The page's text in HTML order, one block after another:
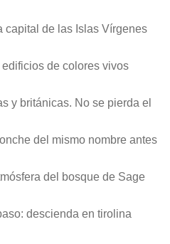
capital de las Islas Vírgenes
de colores vivos
y británicas. No se pierda el
del mismo nombre antes
del bosque de Sage
descienda en tirolina